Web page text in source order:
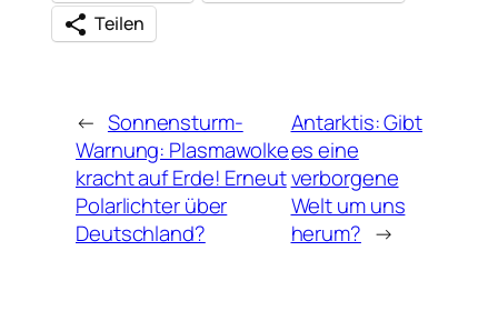
Teilen
← Sonnensturm-
Warnung: Plasmawolke
kracht auf Erde! Erneut
Polarlichter über
Deutschland?
Antarktis: Gibt
es eine
verborgene
Welt um uns
herum? →